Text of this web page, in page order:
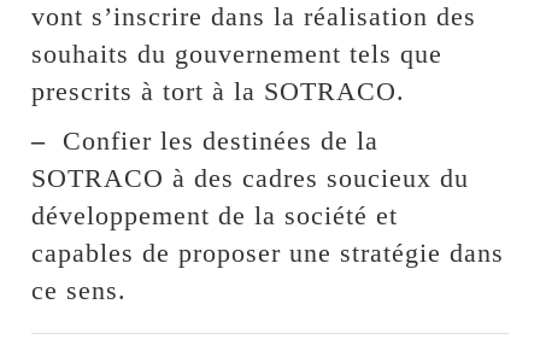
vont s’inscrire dans la réalisation des
souhaits du gouvernement tels que
prescrits à tort à la SOTRACO.
– Confier les destinées de la
SOTRACO à des cadres soucieux du
développement de la société et
capables de proposer une stratégie dans
ce sens.